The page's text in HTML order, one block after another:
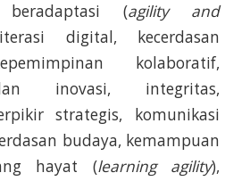
(agility and
digital, kecerdasan
kolaboratif,
inovasi, integritas,
strategis, komunikasi
budaya, kemampuan
hayat (learning agility),